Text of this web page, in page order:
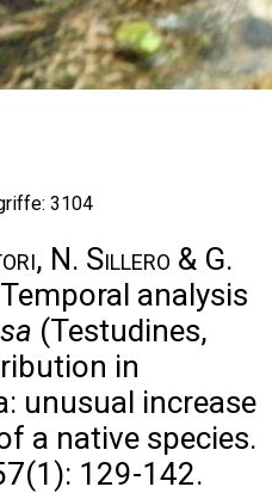
3104
N. Sillero & G.
analysis
(Testudines,
in
unusual increase
a native species.
129-142.